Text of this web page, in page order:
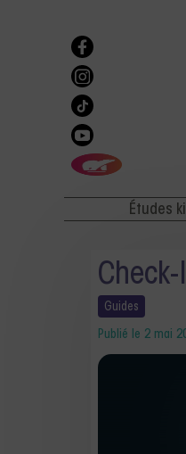
Études
Guides
Publié le 2 mai